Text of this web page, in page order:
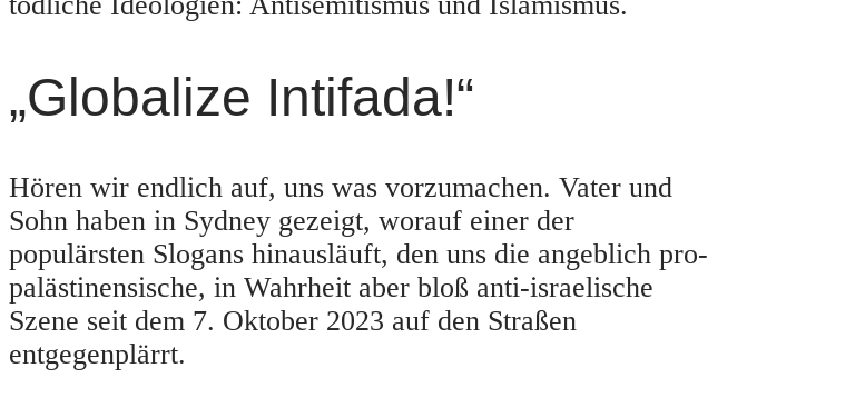
„Globalize Intifada!“
Hören wir endlich auf, uns was vorzumachen. Vater und
Sohn haben in Sydney gezeigt, worauf einer der
populärsten Slogans hinausläuft, den uns die angeblich pro-
palästinensische, in Wahrheit aber bloß anti-israelische
Szene seit dem 7. Oktober 2023 auf den Straßen
entgegenplärrt.